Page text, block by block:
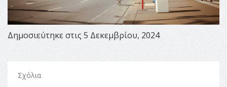
Δημοσιεύτηκε στις 5 Δεκεμβρίου, 2024
Σχόλια